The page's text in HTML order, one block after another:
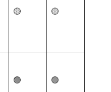
🟡 🟡
🟢 🟢